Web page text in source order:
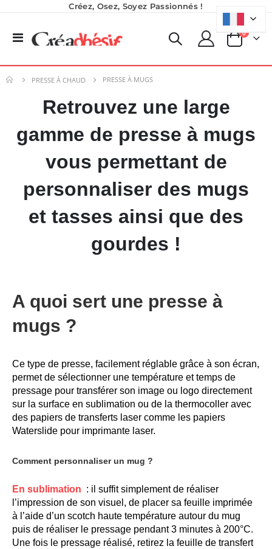
Créez, Osez, Soyez Passionnés !
Basculer
Panier
0produits
PRESSE À CHAUD PRESSE À MUGS
Retrouvez une large
gamme de presse à mugs
vous permettant de
personnaliser des mugs
et tasses ainsi que des
gourdes !
A quoi sert une presse à
mugs ?
Ce type de presse, facilement réglable grâce à son écran,
permet de sélectionner une température et temps de
pressage pour transférer son image ou logo directement
sur la surface en sublimation ou de la thermocoller avec
des papiers de transferts laser comme les papiers
Waterslide pour imprimante laser.
Comment personnaliser un mug ?
En sublimation : il suffit simplement de réaliser
l’impression de son visuel, de placer sa feuille imprimée
à l’aide d’un scotch haute température autour du mug
puis de réaliser le pressage pendant 3 minutes à 200°C.
Une fois le pressage réalisé, retirez la feuille de transfert
49,00 €
59,99 €
Planche de Transfert DTF UV - Format A3 - 27 x 42 cm
9,50 €
7,92 €
À partir de 6,50 €
8 990,00 €
7 491,67 €
0,00 €